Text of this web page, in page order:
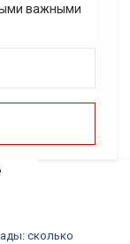
важными
сколько